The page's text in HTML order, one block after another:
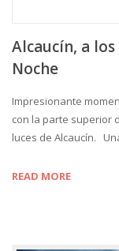
Alcaucín, a
Noche
Impresionante
con la parte superior
luces de Alcaucín.
READ MORE